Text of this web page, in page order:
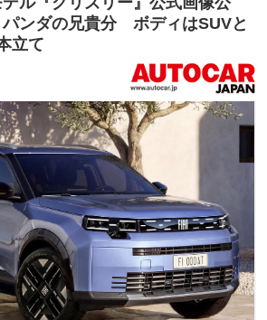
ンダの兄貴分 ボディはSUVと
立て